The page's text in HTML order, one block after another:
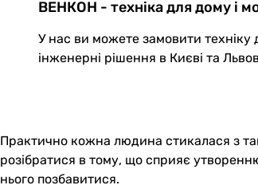
ВЕНКОН - техніка для дому і
У нас ви можете замовити техніку
інженерні рішення в Києві та
Практично кожна людина стикалася з
розібратися в тому, що сприяє
нього позбавитися.